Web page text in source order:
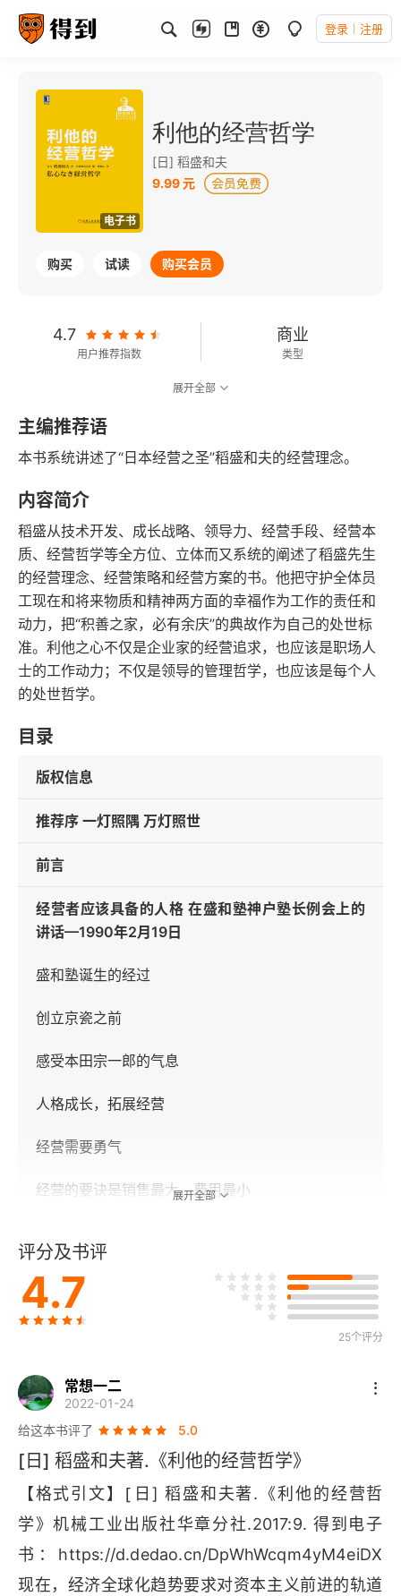
登录 注册
电子书
利他的经营哲学
[日] 稻盛和夫
9.99 元
购买 试读 购买会员
4.7
用户推荐指数
商业
类型
107千字
字数
2017-07-01
发行日期
展开全部
主编推荐语
本书系统讲述了“日本经营之圣”稻盛和夫的经营理念。
内容简介
稻盛从技术开发、成长战略、领导力、经营手段、经营本
质、经营哲学等全方位、立体而又系统的阐述了稻盛先生
的经营理念、经营策略和经营方案的书。他把守护全体员
工现在和将来物质和精神两方面的幸福作为工作的责任和
动力，把“积善之家，必有余庆”的典故作为自己的处世标
准。利他之心不仅是企业家的经营追求，也应该是职场人
士的工作动力；不仅是领导的管理哲学，也应该是每个人
的处世哲学。
目录
版权信息
推荐序 一灯照隅 万灯照世
前言
经营者应该具备的人格 在盛和塾神户塾长例会上的
讲话—1990年2月19日
盛和塾诞生的经过
创立京瓷之前
感受本田宗一郎的气息
人格成长，拓展经营
经营需要勇气
经营的要诀是销售最大、费用最小
领导力和判断基准 在原邮政省的讲演—1991年5月
31日
领导人的第一条件：给组织施加影响力
现在的经营状态是日常判断的积累
“判断基准”决定领导人的价值
追问下去的话，就追到了人的本能
理性判断及其局限
展开全部
评分及书评
4.7
25个评分
常想一二
2022-01-24
给这本书评了
5.0
[日] 稻盛和夫著.《利他的经营哲学》
【格式引文】 [ 日] 稻盛和夫著.《利他的经营哲
学》机械工业出版社华章分社.2017:9. 得到电子
书： https://d.dedao.cn/DpWhWcqm4yM4
现在，经济全球化趋势要求对资本主义前进的轨道